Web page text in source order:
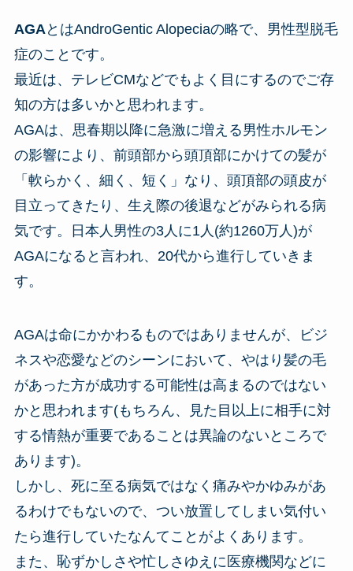
AGA とはAndroGentic Alopeciaの略で、男性型脱毛
症のことです。
最近は、テレビCMなどでもよく目にするのでご存
知の方は多いかと思われます。
AGAは、思春期以降に急激に増える男性ホルモン
の影響により、前頭部から頭頂部にかけての髪が
「軟らかく、細く、短く」なり、頭頂部の頭皮が
目立ってきたり、生え際の後退などがみられる病
気です。日本人男性の3人に1人(約1260万人)が
AGAになると言われ、20代から進行していきま
す。
AGAは命にかかわるものではありませんが、ビジ
ネスや恋愛などのシーンにおいて、やはり髪の毛
があった方が成功する可能性は高まるのではない
かと思われます(もちろん、見た目以上に相手に対
する情熱が重要であることは異論のないところで
あります)。
しかし、死に至る病気ではなく痛みやかゆみがあ
るわけでもないので、つい放置してしまい気付い
たら進行していたなんてことがよくあります。
また、恥ずかしさや忙しさゆえに医療機関などに